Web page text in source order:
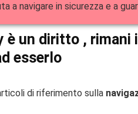
a navigare in sicurezza e a
è un diritto ,
esserlo
di riferimento sulla